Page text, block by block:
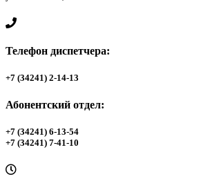
Телефон диспетчера:
+7 (34241) 2-14-13
Абонентский отдел:
+7 (34241) 6-13-54
+7 (34241) 7-41-10